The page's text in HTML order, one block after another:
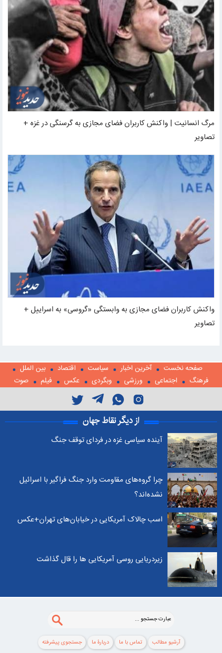
مرگ انسانیت | واکنش کاربران فضای مجازی به گرسنگی در غزه +
تصاویر
واکنش کاربران فضای مجازی به وابستگی «گروسی» به اسراییل +
تصاویر
صفحه نخست آخرین اخبار سیاست اقتصاد
بین الملل
فرهنگ
اجتماعی ورزشی وبگردی عکس فیلم صوت
از دیگر نقاط جهان
آینده سیاسی غزه در فردای توقف جنگ
چرا گروه‌های مقاومت وارد جنگ فراگیر با اسرائیل
نشده‌اند؟
اسب چالاک آمریکایی در خیابان‌های تهران+عکس
زیردریایی روسی آمریکایی ها را قال گذاشت
آرشیو مطالب تماس با ما دربارۀ ما جستجوی پيشرفته